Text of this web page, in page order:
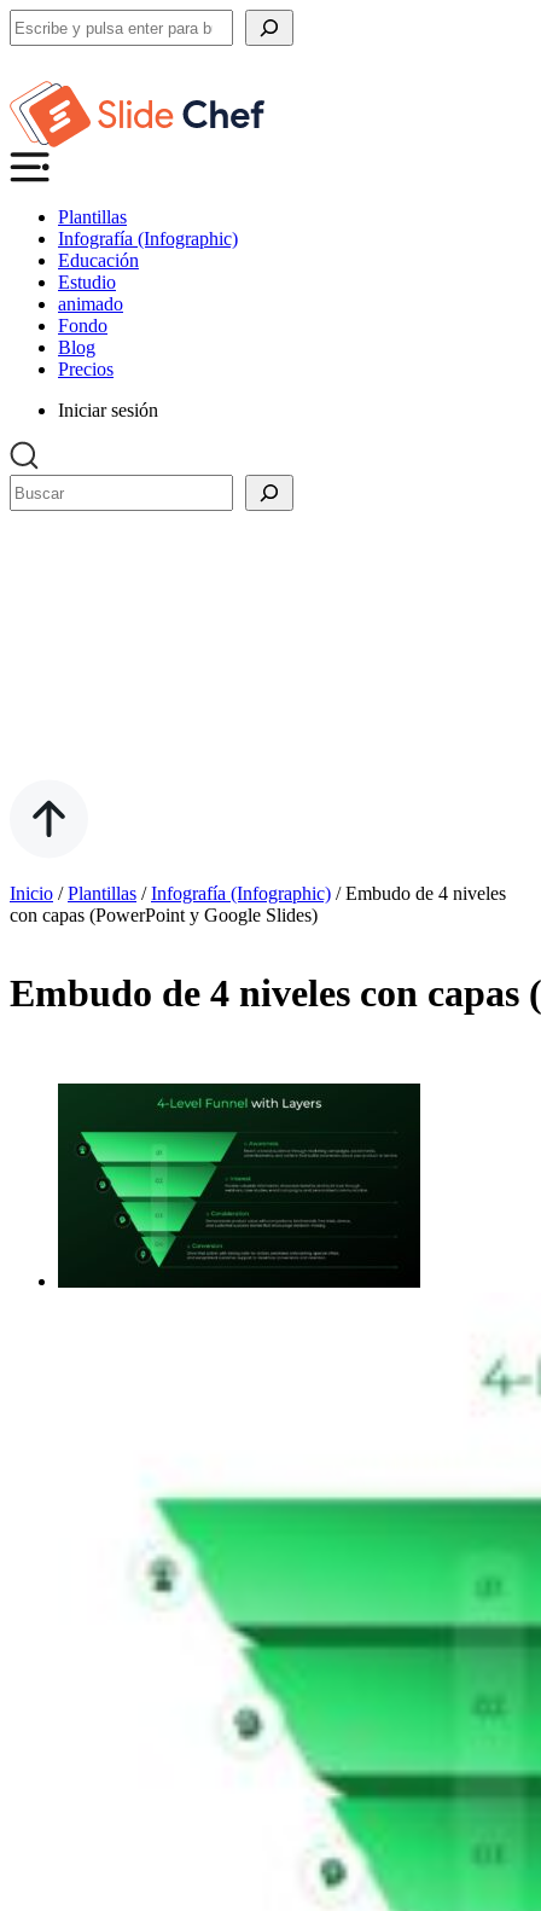
Buscar
Plantillas
Infografía (Infographic)
Educación
Estudio
animado
Fondo
Blog
Precios
Iniciar sesión
Buscar
Inicio /Plantillas /Infografía (Infographic) /Embudo de 4 niveles
con capas (PowerPoint y Google Slides)
Embudo de 4 niveles con